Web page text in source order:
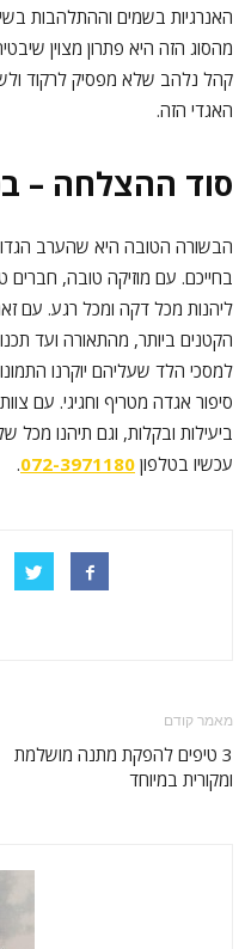
האנרגיות בשמים וההתלהבות
מהסוג הזה היא פתרון מצוין
קהל נלהב שלא מפסיק לרקוד
האגדי הזה.
סוד ההצלחה –
הבשורה הטובה היא שהערב
בחייכם. עם מוזיקה טובה, חברים
ליהנות מכל דקה ומכל רגע. עם
הקטנים ביותר, מהתאורה ועד
למסכי הלד שעליהם יוקרנו
סיפור אגדה מטריף וחגיגי. עם
ביעילות ובקלות, וגם תיהנו
עכשיו בטלפון 072-3971180
.
מאמר קודם
3 טיפים להפקת מתנה מושלמת
ומקורית במיוחד